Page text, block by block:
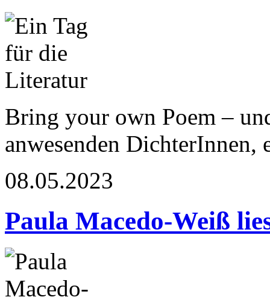
Bring your own Poem –
anwesenden DichterInnen,
08.05.2023
Paula Macedo-Weiß